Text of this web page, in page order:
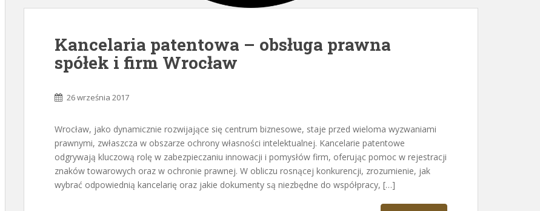
Kancelaria patentowa – obsługa prawna
spółek i firm Wrocław
26 września 2017
Wrocław, jako dynamicznie rozwijające się centrum biznesowe, staje przed wieloma wyzwaniami
prawnymi, zwłaszcza w obszarze ochrony własności intelektualnej. Kancelarie patentowe
odgrywają kluczową rolę w zabezpieczaniu innowacji i pomysłów firm, oferując pomoc w rejestracji
znaków towarowych oraz w ochronie prawnej. W obliczu rosnącej konkurencji, zrozumienie, jak
wybrać odpowiednią kancelarię oraz jakie dokumenty są niezbędne do współpracy, […]